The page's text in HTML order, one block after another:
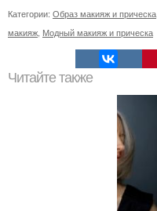
Категории: Образ макияж и прическа
макияж Модный макияж и прическа
Читайте также